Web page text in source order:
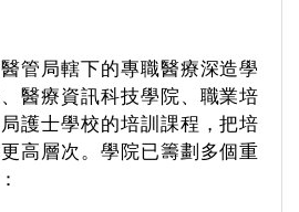
管局轄下的專職醫療深造學
醫療資訊科技學院、職業培
護士學校的培訓課程，把培
高層次。學院已籌劃多個重